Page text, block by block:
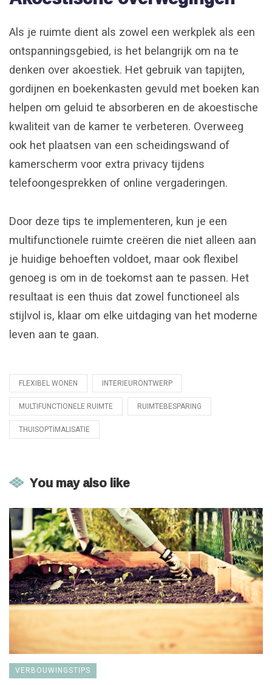
Als je ruimte dient als zowel een werkplek als een
ontspanningsgebied, is het belangrijk om na te
denken over akoestiek. Het gebruik van tapijten,
gordijnen en boekenkasten gevuld met boeken kan
helpen om geluid te absorberen en de akoestische
kwaliteit van de kamer te verbeteren. Overweeg
ook het plaatsen van een scheidingswand of
kamerscherm voor extra privacy tijdens
telefoongesprekken of online vergaderingen.
Door deze tips te implementeren, kun je een
multifunctionele ruimte creëren die niet alleen aan
je huidige behoeften voldoet, maar ook flexibel
genoeg is om in de toekomst aan te passen. Het
resultaat is een thuis dat zowel functioneel als
stijlvol is, klaar om elke uitdaging van het moderne
leven aan te gaan.
Tagged
with
FLEXIBEL WONEN INTERIEURONTWERP
MULTIFUNCTIONELE RUIMTE RUIMTEBESPARING
THUISOPTIMALISATIE
You may also like
VERBOUWINGSTIPS